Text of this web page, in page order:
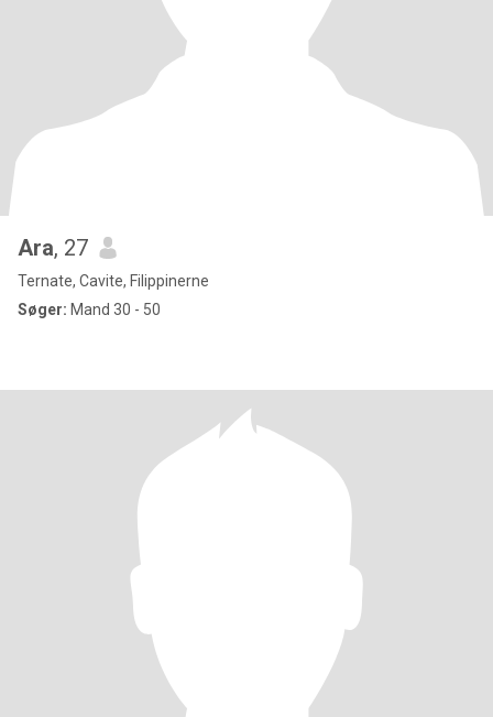
Ara, 27
Ternate, Cavite, Filippinerne
Søger: Mand 30 - 50